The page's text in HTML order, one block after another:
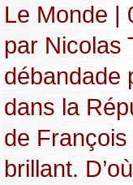
Le Monde |
par Nicolas
débandade
dans la
de François
brillant.